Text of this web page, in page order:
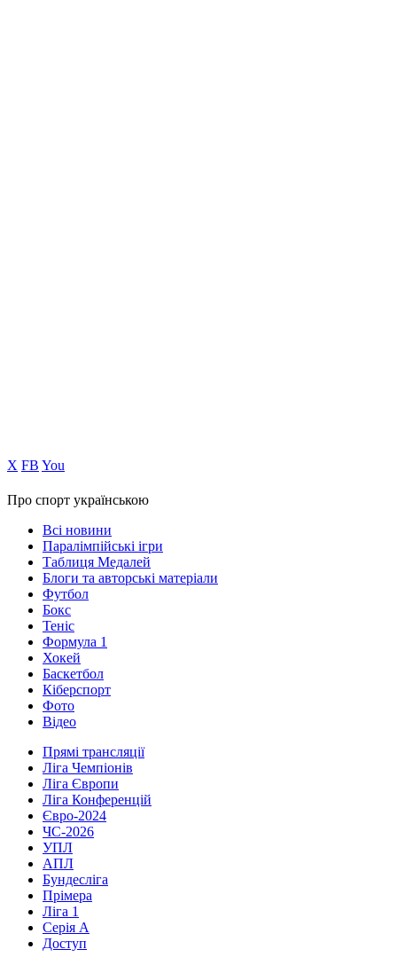
Х FB You
Про спорт українською
Всі новини
Паралімпійські ігри
Таблиця Медалей
Блоги та авторські матеріали
Футбол
Бокс
Теніс
Формула 1
Хокей
Баскетбол
Кіберспорт
Фото
Відео
Прямі трансляції
Ліга Чемпіонів
Ліга Європи
Ліга Конференцій
Євро-2024
ЧС-2026
УПЛ
АПЛ
Бундесліга
Прімера
Ліга 1
Серія А
Доступ